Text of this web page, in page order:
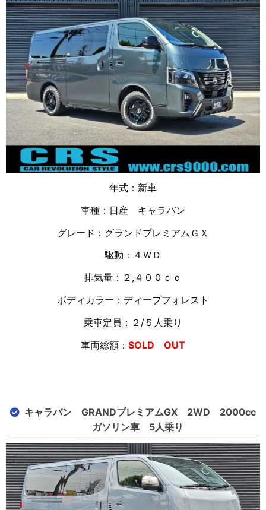
年式：新車
車種：日産 キャラバン
グレード：グランドプレミアムＧＸ
駆動：４ＷＤ
排気量：２,４００ｃｃ
ボディカラー：ディープフォレスト
乗車定員：２/５人乗り
車両総額： SOLD OUT
キャラバン GRANDプレミアムGX 2WD 2000cc
ガソリン車 5人乗り